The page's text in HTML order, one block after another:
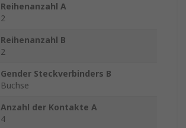
Reihenanzahl A
2
Reihenanzahl B
2
Gender Steckverbinders B
Buchse
Anzahl der Kontakte A
4